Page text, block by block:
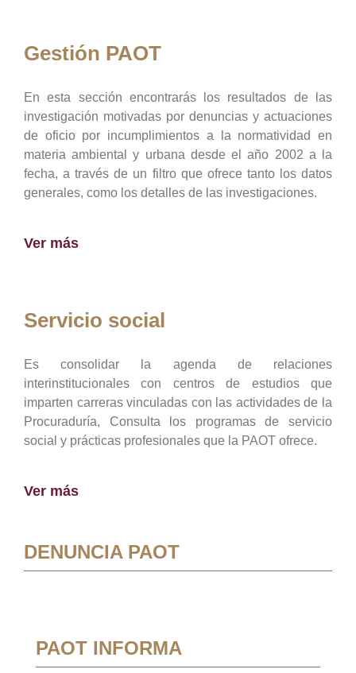
Gestión PAOT
En esta sección encontrarás los resultados de las
investigación motivadas por denuncias y actuaciones
de oficio por incumplimientos a la normatividad en
materia ambiental y urbana desde el año 2002 a la
fecha, a través de un filtro que ofrece tanto los datos
generales, como los detalles de las investigaciones.
Ver más
Servicio social
Es consolidar la agenda de relaciones
interinstitucionales con centros de estudios que
imparten carreras vinculadas con las actividades de la
Procuraduría, Consulta los programas de servicio
social y prácticas profesionales que la PAOT ofrece.
Ver más
DENUNCIA PAOT
PAOT INFORMA